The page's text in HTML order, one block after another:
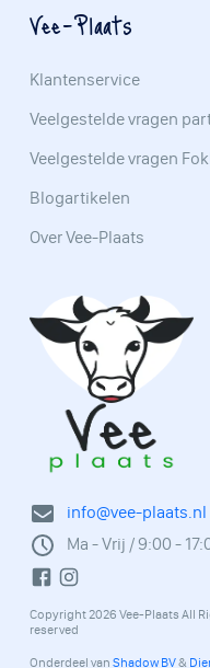
info@vee-plaats.nl
Ma - Vrij / 9:00 -
Copyright 2026 Vee-Plaats All
reserved
Onderdeel van Shadow BV&
Vee-Plaats
Klantenservice
Veelgestelde vragen
Veelgestelde vragen
Blogartikelen
Over Vee-Plaats